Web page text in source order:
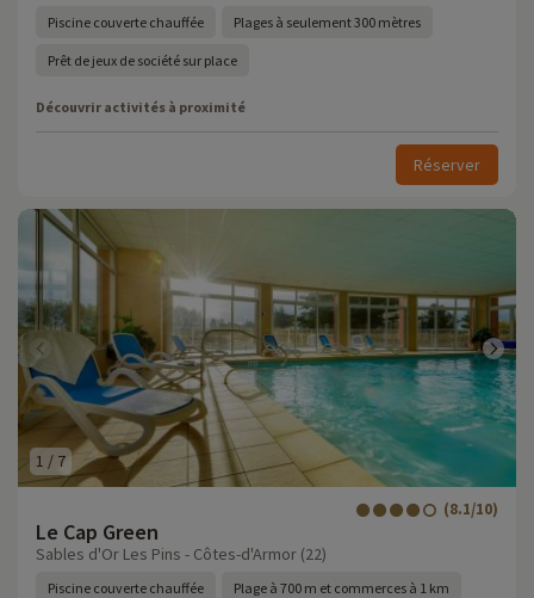
Piscine couverte chauffée Plages à seulement 300 mètres
Prêt de jeux de société sur place
Découvrir activités à proximité
Réserver
1 / 7
Le Cap Green
(8.1/10)
Sables d'Or Les Pins - Côtes-d'Armor (22)
Piscine couverte chauffée Plage à 700 m et commerces à 1 km